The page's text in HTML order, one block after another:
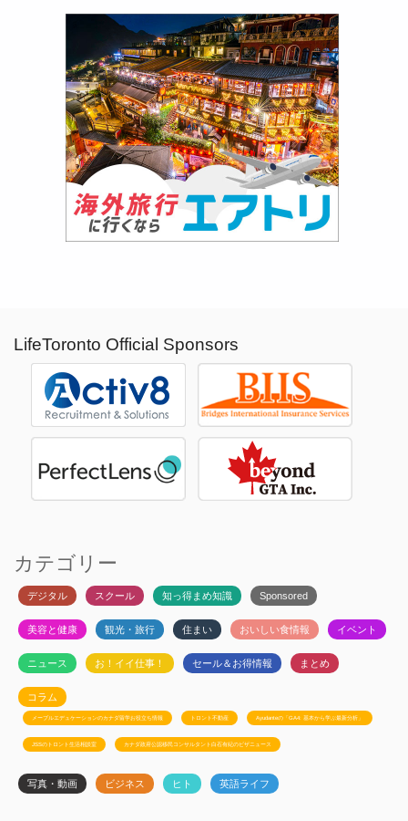
LifeToronto Official Sponsors
カテゴリー
デジタル スクール 知っ得まめ知識 Sponsored
美容と健康 観光・旅行 住まい おいしい食情報 イベント
ニュース お！イイ仕事！ セール＆お得情報 まとめ
コラム
メープルエデュケーションのカナダ留学お役立ち情報 トロント不動産 Ayudanteの「GA4: 基本から学ぶ最新分析」
JSSのトロント生活相談室 カナダ政府公認移民コンサルタント白石有紀のビザニュース
写真・動画 ビジネス ヒト 英語ライフ